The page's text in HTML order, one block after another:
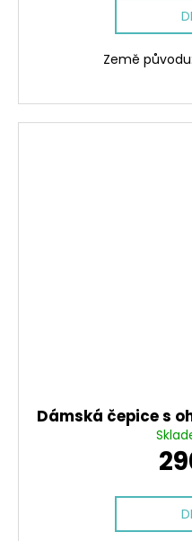
Země
Dámská čepice s